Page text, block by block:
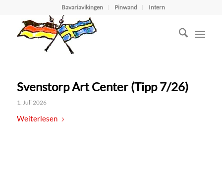
Bavariavikingen Pinwand Intern
Svenstorp Art Center (Tipp 7/26)
1. Juli 2026
Weiterlesen